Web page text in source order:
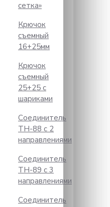
сетка»
Крючок
съемный
16+25мм
Крючок
съемный
25+25 с
шариками
Соединитель
TH-88 с 2
направлениями
Соединитель
TH-89 с 3
направлениями
Соединитель